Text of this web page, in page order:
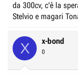
da 300cv, c'è la
Stelvio e magari
X x-bond
0